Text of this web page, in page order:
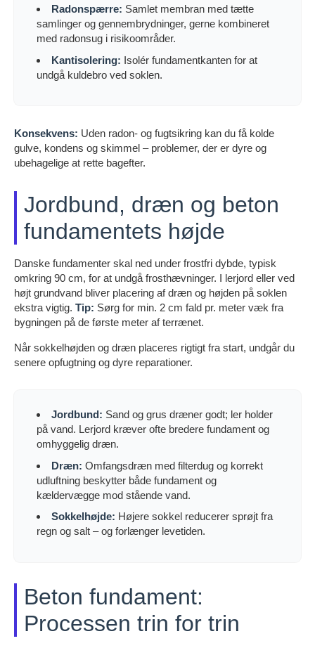
Radonspærre: Samlet membran med tætte
samlinger og gennembrydninger, gerne kombineret
med radonsug i risikoområder.
Kantisolering: Isolér fundamentkanten for at
undgå kuldebro ved soklen.
Konsekvens: Uden radon- og fugtsikring kan du få kolde
gulve, kondens og skimmel – problemer, der er dyre og
ubehagelige at rette bagefter.
Jordbund, dræn og beton
fundamentets højde
Danske fundamenter skal ned under frostfri dybde, typisk
omkring 90 cm, for at undgå frosthævninger. I lerjord eller ved
højt grundvand bliver placering af dræn og højden på soklen
ekstra vigtig. Tip: Sørg for min. 2 cm fald pr. meter væk fra
bygningen på de første meter af terrænet.
Når sokkelhøjden og dræn placeres rigtigt fra start, undgår du
senere opfugtning og dyre reparationer.
Jordbund: Sand og grus dræner godt; ler holder
på vand. Lerjord kræver ofte bredere fundament og
omhyggelig dræn.
Dræn: Omfangsdræn med filterdug og korrekt
udluftning beskytter både fundament og
kældervægge mod stående vand.
Sokkelhøjde: Højere sokkel reducerer sprøjt fra
regn og salt – og forlænger levetiden.
Beton fundament:
Processen trin for trin